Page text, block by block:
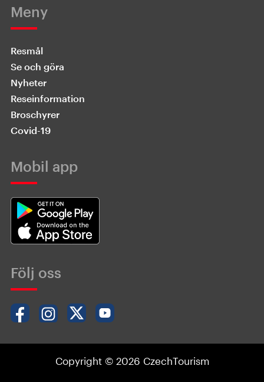
Meny
Resmål
Se och göra
Nyheter
Reseinformation
Broschyrer
Covid-19
Mobil app
Följ oss
Copyright © 2026 CzechTourism